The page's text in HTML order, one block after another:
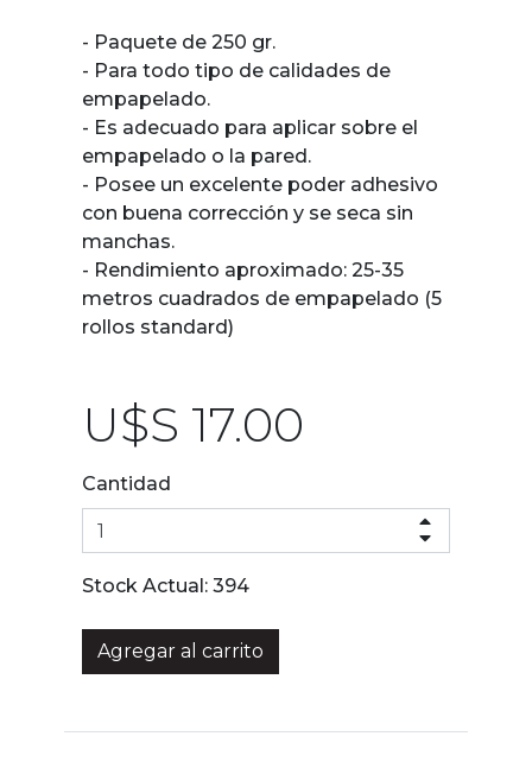
- Paquete de 250 gr.
- Para todo tipo de calidades de
empapelado.
- Es adecuado para aplicar sobre el
empapelado o la pared.
- Posee un excelente poder adhesivo
con buena corrección y se seca sin
manchas.
- Rendimiento aproximado: 25-35
metros cuadrados de empapelado (5
rollos standard)
U$S 17.00
Cantidad
Stock Actual: 394
Agregar al carrito